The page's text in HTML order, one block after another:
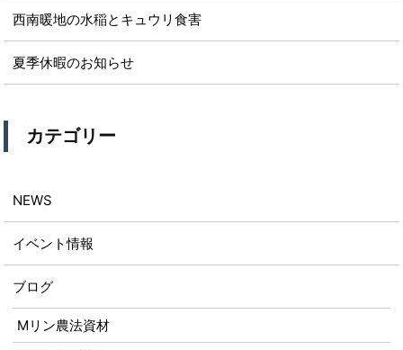
西南暖地の水稲とキュウリ食害
夏季休暇のお知らせ
カテゴリー
NEWS
イベント情報
ブログ
Mリン農法資材